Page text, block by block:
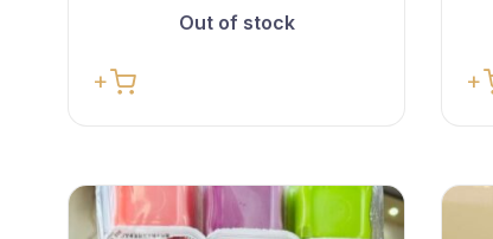
Out of stock